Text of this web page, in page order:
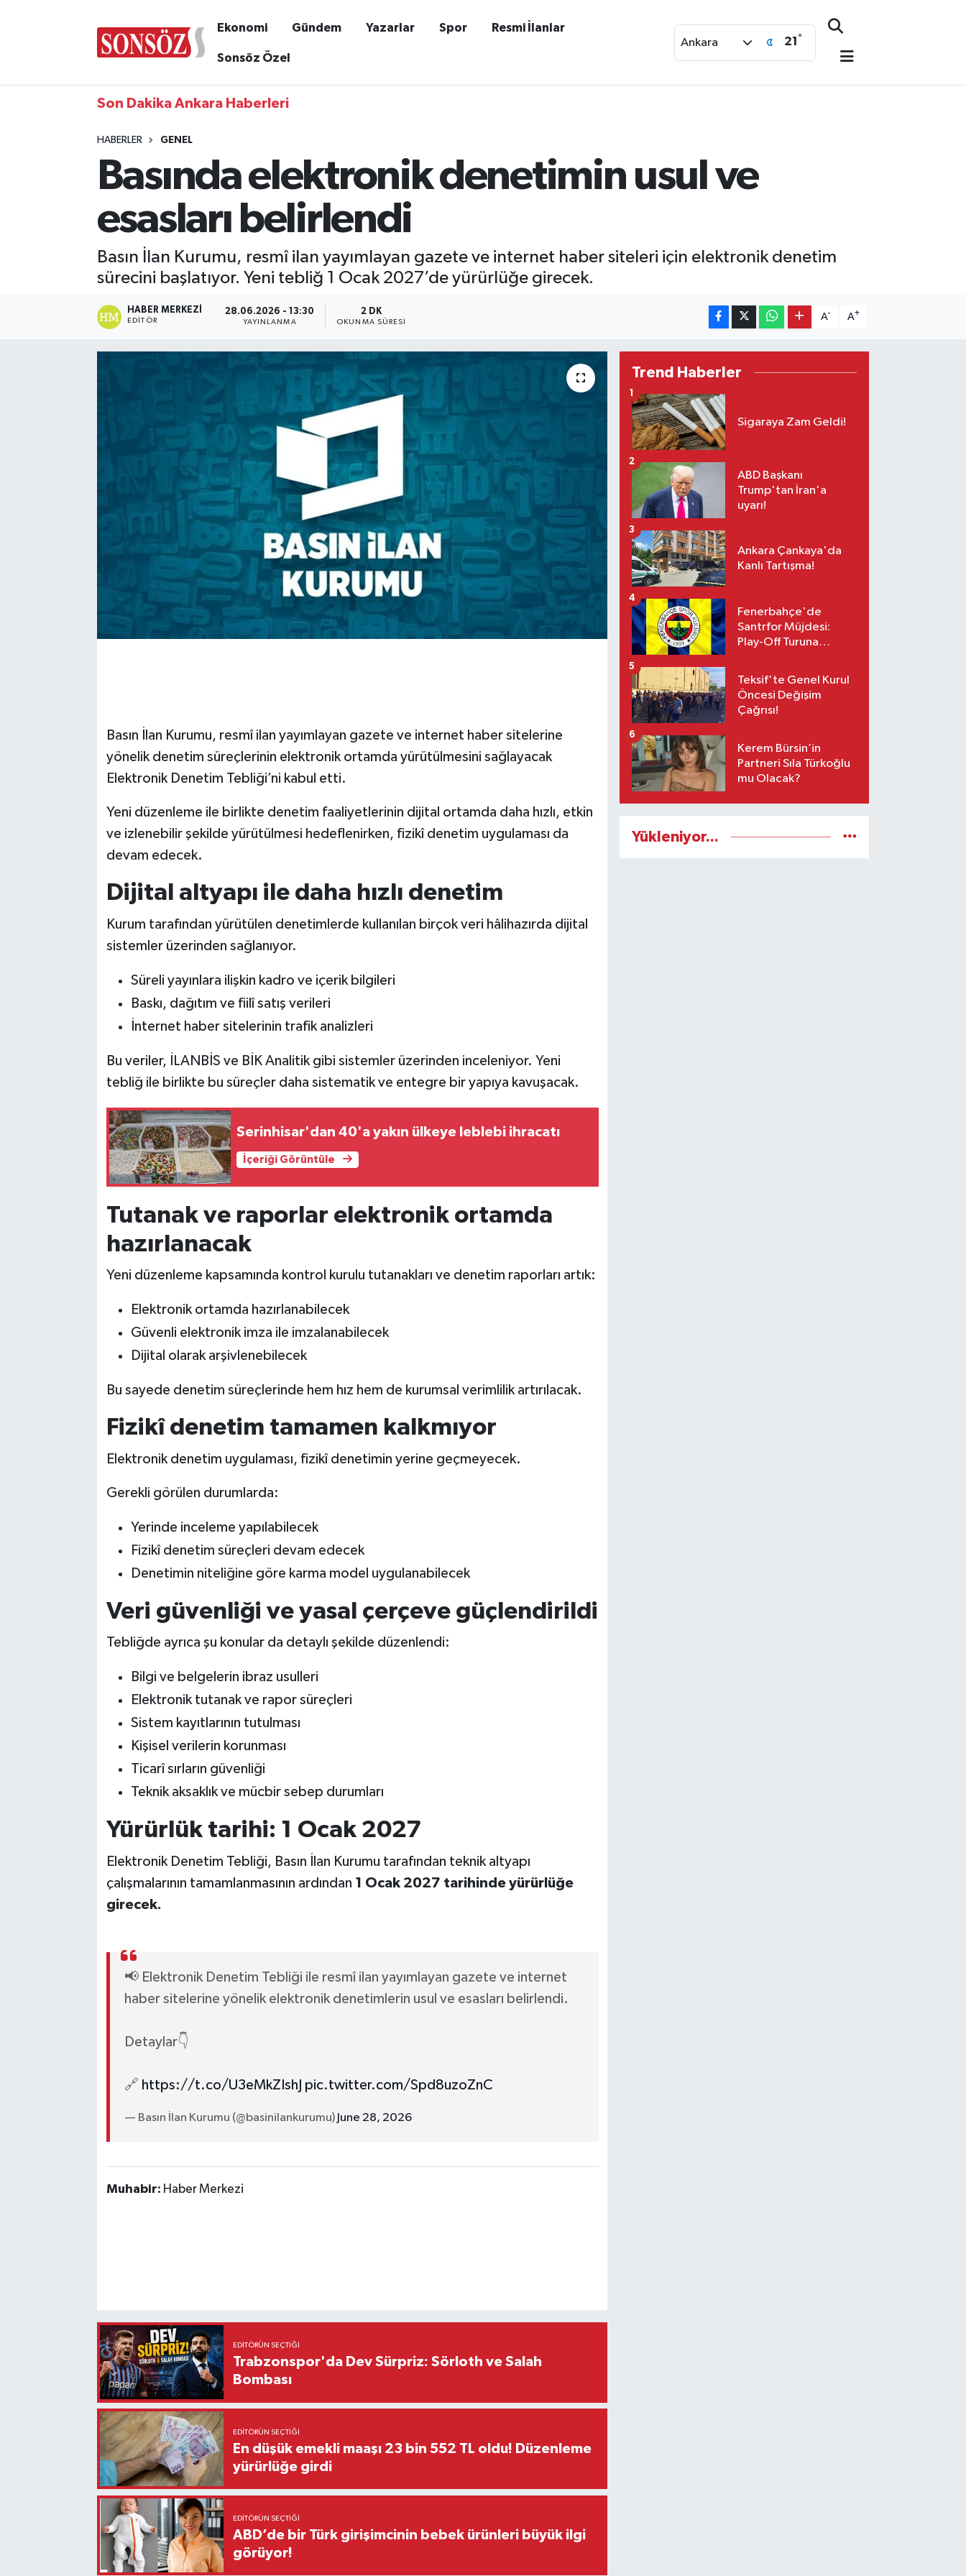
Ekonomi Gündem Yazarlar Spor Resmi İlanlar
Sonsöz Özel
Ankara 21 °
Son Dakika Ankara Haberleri
HABERLER GENEL
Basında elektronik denetimin usul ve
esasları belirlendi
Basın İlan Kurumu, resmî ilan yayımlayan gazete ve internet haber siteleri için elektronik denetim
sürecini başlatıyor. Yeni tebliğ 1 Ocak 2027’de yürürlüğe girecek.
HABER MERKEZI
EDITÖR
28.06.2026 - 13:30
YAYINLANMA
2 DK
OKUNMA SÜRESI
A- A+
Basın İlan Kurumu, resmî ilan yayımlayan gazete ve internet haber sitelerine
yönelik denetim süreçlerinin elektronik ortamda yürütülmesini sağlayacak
Elektronik Denetim Tebliği’ni kabul etti.
Yeni düzenleme ile birlikte denetim faaliyetlerinin dijital ortamda daha hızlı, etkin
ve izlenebilir şekilde yürütülmesi hedeflenirken, fizikî denetim uygulaması da
devam edecek.
Dijital altyapı ile daha hızlı denetim
Kurum tarafından yürütülen denetimlerde kullanılan birçok veri hâlihazırda dijital
sistemler üzerinden sağlanıyor.
Süreli yayınlara ilişkin kadro ve içerik bilgileri
Baskı, dağıtım ve fiilî satış verileri
İnternet haber sitelerinin trafik analizleri
Bu veriler, İLANBİS ve BİK Analitik gibi sistemler üzerinden inceleniyor. Yeni
tebliğ ile birlikte bu süreçler daha sistematik ve entegre bir yapıya kavuşacak.
Serinhisar'dan 40'a yakın ülkeye leblebi ihracatı
İçeriği Görüntüle
Tutanak ve raporlar elektronik ortamda
hazırlanacak
Yeni düzenleme kapsamında kontrol kurulu tutanakları ve denetim raporları artık:
Elektronik ortamda hazırlanabilecek
Güvenli elektronik imza ile imzalanabilecek
Dijital olarak arşivlenebilecek
Bu sayede denetim süreçlerinde hem hız hem de kurumsal verimlilik artırılacak.
Fizikî denetim tamamen kalkmıyor
Elektronik denetim uygulaması, fizikî denetimin yerine geçmeyecek.
Gerekli görülen durumlarda:
Yerinde inceleme yapılabilecek
Fizikî denetim süreçleri devam edecek
Denetimin niteliğine göre karma model uygulanabilecek
Veri güvenliği ve yasal çerçeve güçlendirildi
Tebliğde ayrıca şu konular da detaylı şekilde düzenlendi:
Bilgi ve belgelerin ibraz usulleri
Elektronik tutanak ve rapor süreçleri
Sistem kayıtlarının tutulması
Kişisel verilerin korunması
Ticarî sırların güvenliği
Teknik aksaklık ve mücbir sebep durumları
Yürürlük tarihi: 1 Ocak 2027
Elektronik Denetim Tebliği, Basın İlan Kurumu tarafından teknik altyapı
çalışmalarının tamamlanmasının ardından 1 Ocak 2027 tarihinde yürürlüğe
girecek.
📢 Elektronik Denetim Tebliği ile resmî ilan yayımlayan gazete ve internet
haber sitelerine yönelik elektronik denetimlerin usul ve esasları belirlendi.
Detaylar👇
Trabzonspor'da Dev Sürpriz: Sörloth ve Salah
Bombası
En düşük emekli maaşı 23 bin 552 TL oldu! Düzenleme
yürürlüğe girdi
ABD’de bir Türk girişimcinin bebek ürünleri büyük ilgi
görüyor!
Trend Haberler
Sigaraya Zam Geldi!
1
ABD Başkanı
Trump'tan İran'a
uyarı!
2
Ankara Çankaya'da
Kanlı Tartışma!
3
Fenerbahçe'de
Santrfor Müjdesi:
Play-Off Turuna
4
Teksif'te Genel Kurul
Öncesi Değişim
Çağrısı!
5
Kerem Bürsin’in
Partneri Sıla Türkoğlu
mu Olacak?
6
Yükleniyor...